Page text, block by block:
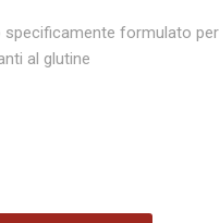
formulato per
al glutine